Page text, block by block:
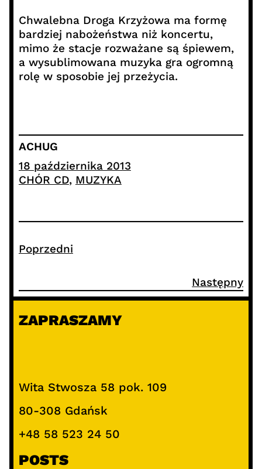
Chwalebna Droga Krzyżowa ma formę
bardziej nabożeństwa niż koncertu,
mimo że stacje rozważane są śpiewem,
a wysublimowana muzyka gra ogromną
rolę w sposobie jej przeżycia.
ACHUG
18 października 2013
CHÓR CD, MUZYKA
Poprzedni
Następny
ZAPRASZAMY
Wita Stwosza 58 pok. 109
80-308 Gdańsk
+48 58 523 24 50
POSTS